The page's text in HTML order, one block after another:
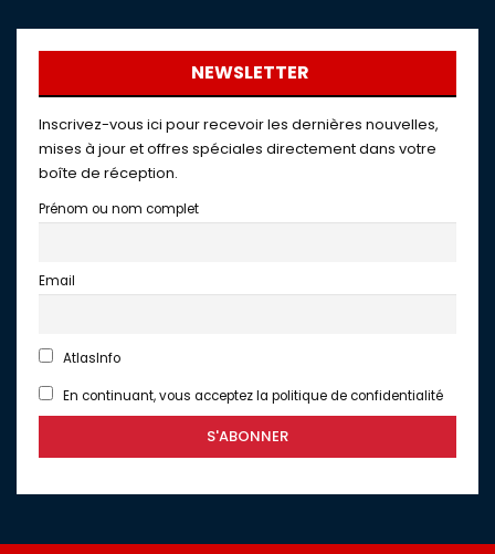
NEWSLETTER
Inscrivez-vous ici pour recevoir les dernières nouvelles,
mises à jour et offres spéciales directement dans votre
boîte de réception.
Prénom ou nom complet
Email
AtlasInfo
En continuant, vous acceptez la politique de confidentialité